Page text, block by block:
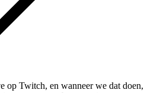
op Twitch, en wanneer we dat doen,